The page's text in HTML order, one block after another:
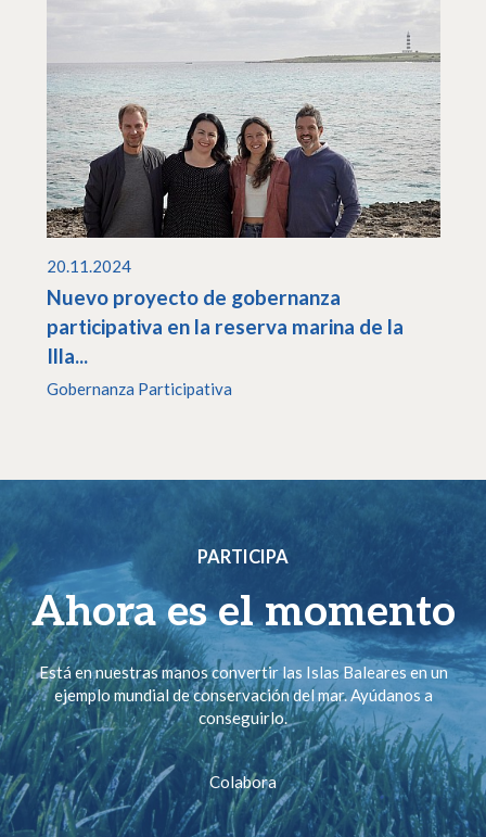
20.11.2024
Nuevo proyecto de gobernanza
participativa en la reserva marina de la
Illa...
Gobernanza Participativa
PARTICIPA
Ahora es el momento
Está en nuestras manos convertir las Islas Baleares en un
ejemplo mundial de conservación del mar. Ayúdanos a
conseguirlo.
Colabora